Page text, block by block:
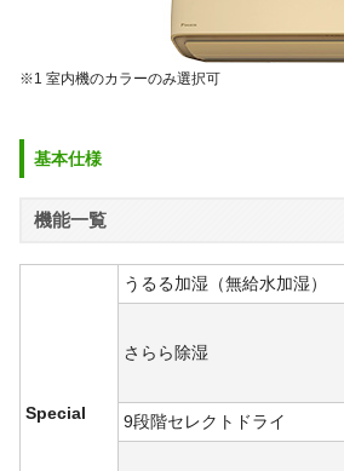
※1 室内機のカラーのみ選択可
基本仕様
機能一覧
Special
うるる加湿（無給水加湿）
さらら除湿
9段階セレクトドライ